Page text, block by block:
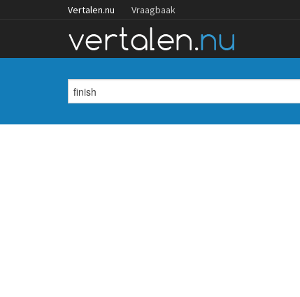
Vertalen.nu Vraagbaak